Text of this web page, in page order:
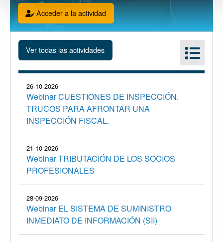
Acceder a la actividad
26-10-2026
Webinar CUESTIONES DE INSPECCIÓN.
TRUCOS PARA AFRONTAR UNA
INSPECCIÓN FISCAL.
21-10-2026
Webinar TRIBUTACIÓN DE LOS SOCIOS
PROFESIONALES
28-09-2026
Webinar EL SISTEMA DE SUMINISTRO
INMEDIATO DE INFORMACIÓN (SII)